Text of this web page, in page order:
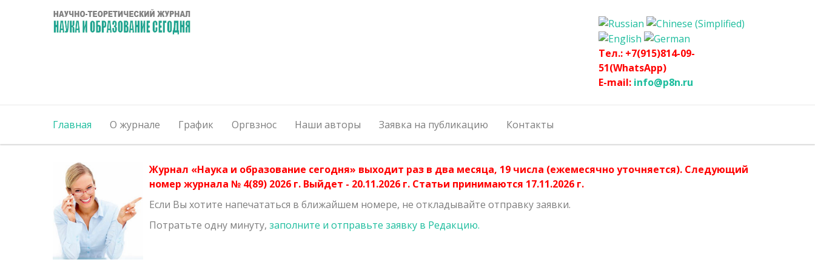
Тел.: +7(915)814-09-
51(WhatsApp)
E-mail: info@p8n.ru
Главная О журнале График Оргвзнос Наши авторы Заявка на публикацию Контакты
Журнал «Наука и образование сегодня» выходит раз в два месяца, 19 числа (ежемесячно уточняется). Следующий
номер журнала № 4(89) 2026 г. Выйдет - 20.11.2026 г. Статьи принимаются 17.11.2026 г.
Если Вы хотите напечататься в ближайшем номере, не откладывайте отправку заявки.
Потратьте одну минуту, заполните и отправьте заявку в Редакцию.